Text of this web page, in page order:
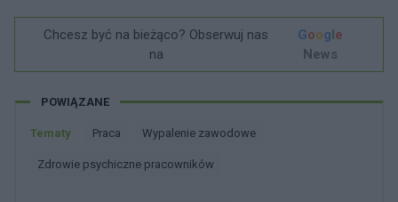
Chcesz być na bieżąco? Obserwuj nas
na
Google
News
POWIĄZANE
Tematy Praca Wypalenie zawodowe
Zdrowie psychiczne pracowników